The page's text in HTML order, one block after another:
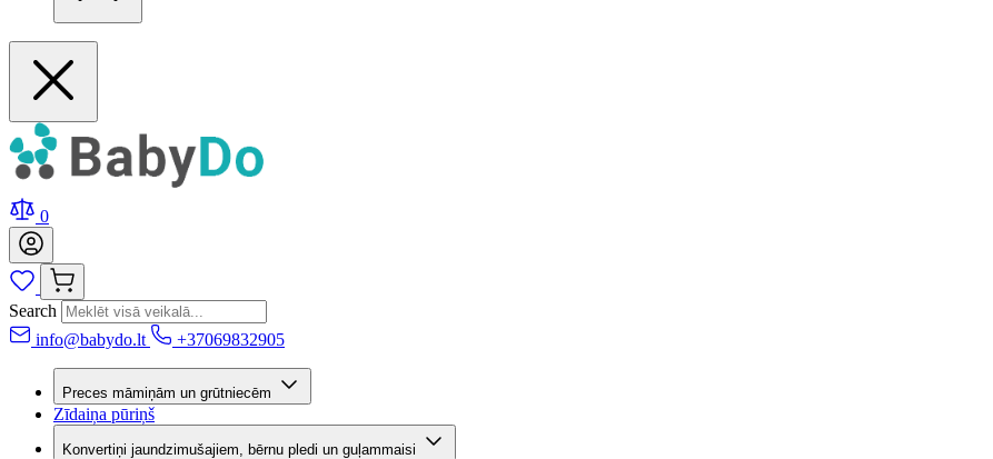
0
Search
info@babydo.lt
+37069832905
Preces māmiņām un grūtniecēm
Zīdaiņa pūriņš
Konvertiņi jaundzimušajiem, bērnu pledi un guļammaisi